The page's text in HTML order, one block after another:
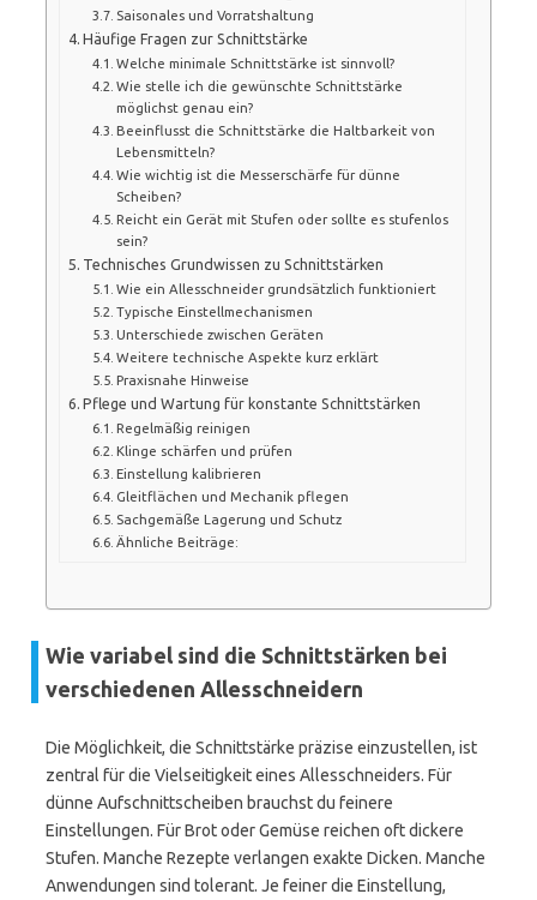
Saisonales und Vorratshaltung
Häufige Fragen zur Schnittstärke
Welche minimale Schnittstärke ist sinnvoll?
Wie stelle ich die gewünschte Schnittstärke
möglichst genau ein?
Beeinflusst die Schnittstärke die Haltbarkeit von
Lebensmitteln?
Wie wichtig ist die Messerschärfe für dünne
Scheiben?
Reicht ein Gerät mit Stufen oder sollte es stufenlos
sein?
Technisches Grundwissen zu Schnittstärken
Wie ein Allesschneider grundsätzlich funktioniert
Typische Einstellmechanismen
Unterschiede zwischen Geräten
Weitere technische Aspekte kurz erklärt
Praxisnahe Hinweise
Pflege und Wartung für konstante Schnittstärken
Regelmäßig reinigen
Klinge schärfen und prüfen
Einstellung kalibrieren
Gleitflächen und Mechanik pflegen
Sachgemäße Lagerung und Schutz
Ähnliche Beiträge:
Wie variabel sind die Schnittstärken bei
verschiedenen Allesschneidern
Die Möglichkeit, die Schnittstärke präzise einzustellen, ist
zentral für die Vielseitigkeit eines Allesschneiders. Für
dünne Aufschnittscheiben brauchst du feinere
Einstellungen. Für Brot oder Gemüse reichen oft dickere
Stufen. Manche Rezepte verlangen exakte Dicken. Manche
Anwendungen sind tolerant. Je feiner die Einstellung,